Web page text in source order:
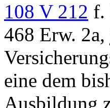
108 V 212 f.
468 Erw.
eine dem
Ausbildung